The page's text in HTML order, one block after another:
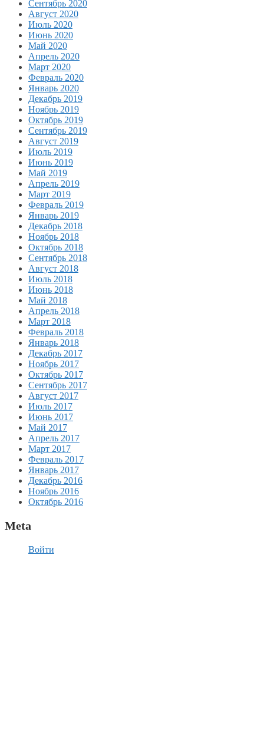
Сентябрь 2020
Август 2020
Июль 2020
Июнь 2020
Май 2020
Апрель 2020
Март 2020
Февраль 2020
Январь 2020
Декабрь 2019
Ноябрь 2019
Октябрь 2019
Сентябрь 2019
Август 2019
Июль 2019
Июнь 2019
Май 2019
Апрель 2019
Март 2019
Февраль 2019
Январь 2019
Декабрь 2018
Ноябрь 2018
Октябрь 2018
Сентябрь 2018
Август 2018
Июль 2018
Июнь 2018
Май 2018
Апрель 2018
Март 2018
Февраль 2018
Январь 2018
Декабрь 2017
Ноябрь 2017
Октябрь 2017
Сентябрь 2017
Август 2017
Июль 2017
Июнь 2017
Май 2017
Апрель 2017
Март 2017
Февраль 2017
Январь 2017
Декабрь 2016
Ноябрь 2016
Октябрь 2016
Meta
Войти